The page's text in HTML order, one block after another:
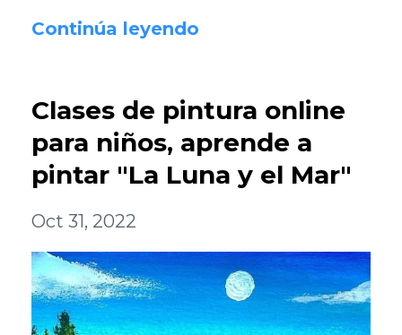
Continúa leyendo
Clases de pintura online
para niños, aprende a
pintar "La Luna y el Mar"
Oct 31, 2022